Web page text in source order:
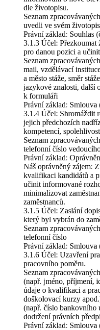
dle životopisu.
Seznam
uvedli ve svém
Právní základ: Souhlas
3.1.3 Účel: Přezkoumat
pro danou pozici a
Seznam
mail, vzdělávací
a město stáže, směr
jazykové znalosti, další
k formuláři
Právní základ:
3.1.4 Účel: Shromáždit
jejich předchozích
kompetencí,
Seznam
telefonní číslo
Právní základ:
Náš oprávněný zájem:
kvalifikaci kandidátů a
učinit informované
minimalizovat
zaměstnanců.
3.1.5 Účel: Zaslání
který byl vybrán do
Seznam
telefonní číslo
Právní základ:
3.1.6 Účel: Uzavření
pracovního poměru.
Seznam
(např. jméno, příjmení,
údaje o kvalifikaci a
doškolovací kurzy
(např. číslo bankovního
dodržení právních
Právní základ: